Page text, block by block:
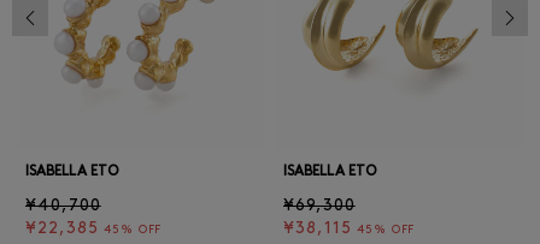
ISABELLA ETO
¥40,700
¥22,385 45% OFF
ISABELLA ETO
¥69,300
¥38,115 45% OFF
前の画像